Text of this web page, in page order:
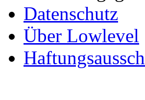
Datenschutz
Über Lowlevel